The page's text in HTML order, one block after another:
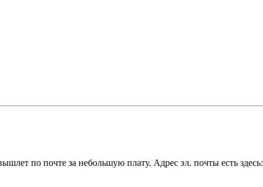
по почте за небольшую плату. Адрес эл. почты есть здесь: